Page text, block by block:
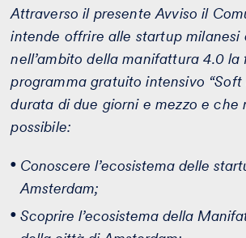
Attraverso il presente Avviso il
intende offrire alle startup milanesi
nell’ambito della manifattura4.0 la
programma gratuito intensivo “Soft
durata di due giorni e mezzo e che
possibile:
Conoscere l’ecosistema delle
Amsterdam;
Scoprire l’ecosistema della